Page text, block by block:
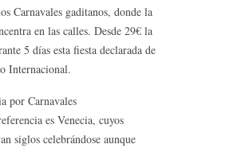
Carnavales gaditanos, donde la
en las calles. Desde 29€ la
5 días esta fiesta declarada de
Internacional.
por Carnavales
es Venecia, cuyos
siglos celebrándose aunque